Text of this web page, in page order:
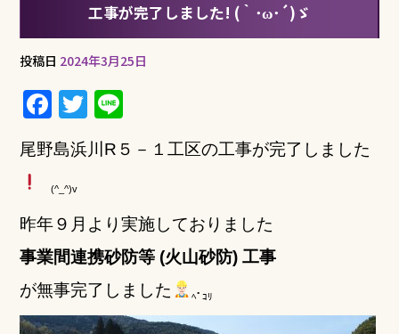
工事が完了しました! (｀･ω･´)ゞ
投稿日 2024年3月25日
F
a
c
e
b
o
o
k
T
w
it
r
n
e
尾野島浜川R５－１工区の工事が完了しました
(^_^)v
昨年９月より実施しておりました
事業間連携砂防等 (火山砂防) 工事
が無事完了しました ﾍﾟｺﾘ